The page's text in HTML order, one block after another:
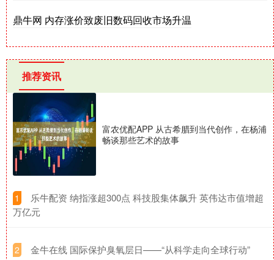
鼎牛网 内存涨价致废旧数码回收市场升温
推荐资讯
富农优配APP 从古希腊到当代创作，在杨浦
畅谈那些艺术的故事
1
​乐牛配资 纳指涨超300点 科技股集体飙升 英伟达市值增超
万亿元
2 ​金牛在线 国际保护臭氧层日——“从科学走向全球行动”